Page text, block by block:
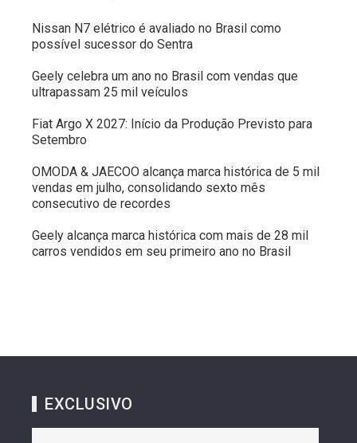
Nissan N7 elétrico é avaliado no Brasil como
possível sucessor do Sentra
Geely celebra um ano no Brasil com vendas que
ultrapassam 25 mil veículos
Fiat Argo X 2027: Início da Produção Previsto para
Setembro
OMODA & JAECOO alcança marca histórica de 5 mil
vendas em julho, consolidando sexto mês
consecutivo de recordes
Geely alcança marca histórica com mais de 28 mil
carros vendidos em seu primeiro ano no Brasil
EXCLUSIVO